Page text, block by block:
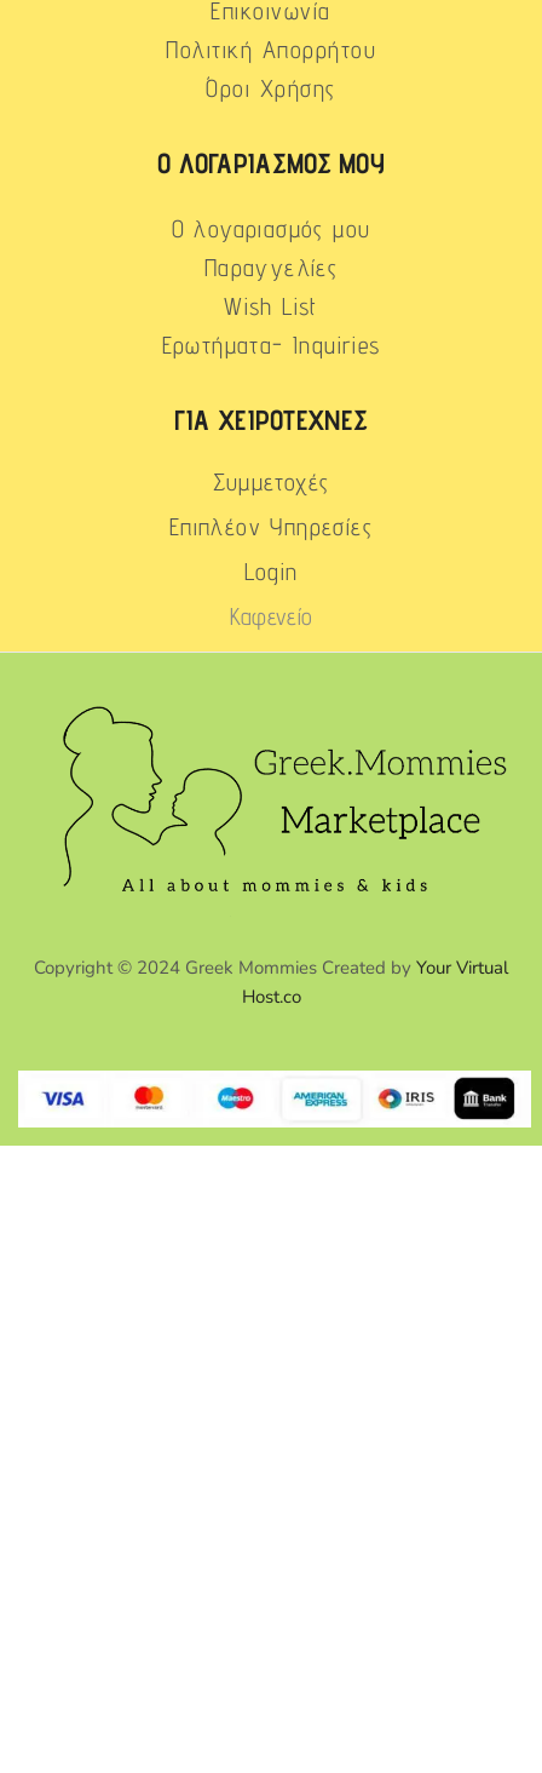
Επικοινωνία
Πολιτική Απορρήτου
Όροι Χρήσης
Ο ΛΟΓΑΡΙΑΣΜΌΣ ΜΟΥ
Ο λογαριασμός μου
Παραγγελίες
Wish List
Ερωτήματα- Inquiries
ΓΙΑ ΧΕΙΡΟΤΈΧΝΕΣ
Συμμετοχές
Επιπλέον Υπηρεσίες
Login
Καφενείο
Copyright © 2024 Greek Mommies Created by Your Virtual
Host.co